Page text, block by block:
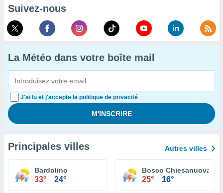
Suivez-nous
La Météo dans votre boîte mail
J'ai lu et j'accepte la politique de privacité
Principales villes Autres villes
Bardolino
33° 24°
Bosco Chiesanuova
25° 16°